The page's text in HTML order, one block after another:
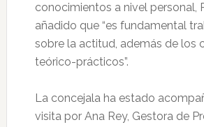
conocimientos a nivel personal,
añadido que “es fundamental
sobre la actitud, además de los
teórico-prácticos”.
La concejala ha estado
visita por Ana Rey, Gestora de